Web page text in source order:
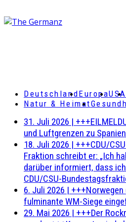
DeutschlandEuropa
Natur & Heimat
31. Juli 2026 |
und Luftgrenzen zu
18. Juli 2026 | +++CDU/
Fraktion schreibt er: „Ich
darüber informiert, dass
CDU/CSU-
6. Juli 2026 | +++Norwegen
fulminante WM-Siege
29. Mai 2026 | +++Der